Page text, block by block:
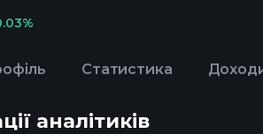
Статистика
аналітиків